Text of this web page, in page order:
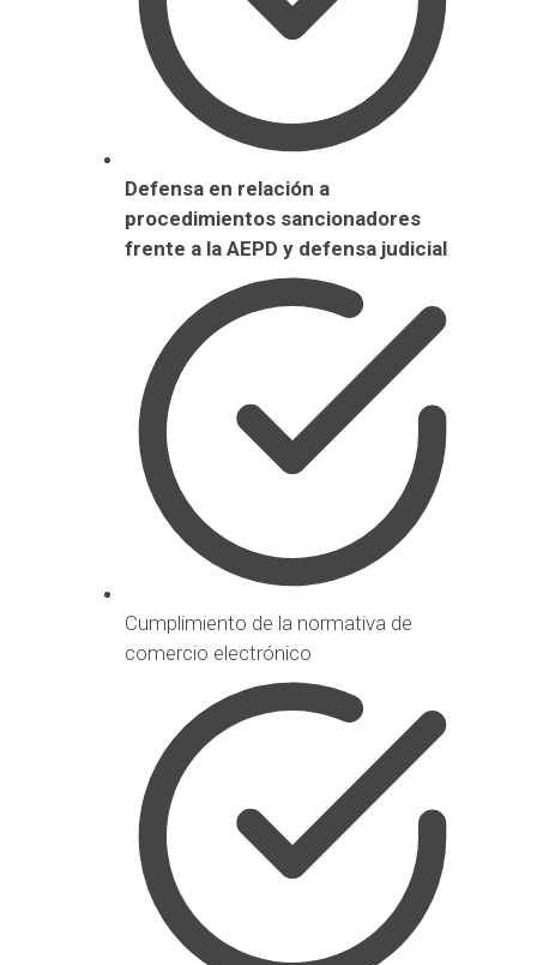
Defensa en relación a
procedimientos sancionadores
frente a la AEPD y defensa judicial
Cumplimiento de la normativa de
comercio electrónico